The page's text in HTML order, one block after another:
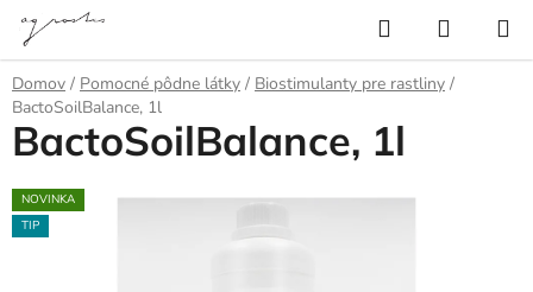
Prejsť
obsah
Hľadať
KOŠÍK
Domov / Pomocné pôdne látky / Biostimulanty pre rastliny /
BactoSoilBalance, 1l
BactoSoilBalance, 1l
NOVINKA
TIP